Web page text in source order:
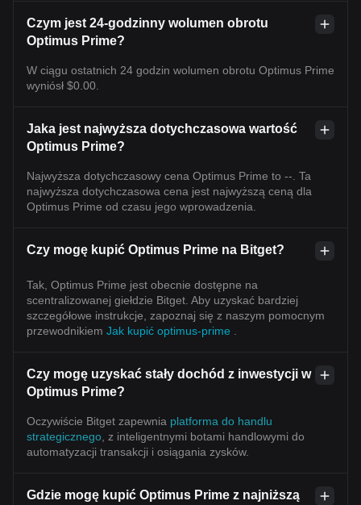
Czym jest 24-godzinny wolumen obrotu
Optimus Prime?
W ciągu ostatnich 24 godzin wolumen obrotu Optimus Prime
wyniósł $0.00.
Jaka jest najwyższa dotychczasowa wartość
Optimus Prime?
Najwyższa dotychczasowy cena Optimus Prime to --. Ta
najwyższa dotychczasowa cena jest najwyższą ceną dla
Optimus Prime od czasu jego wprowadzenia.
Czy mogę kupić Optimus Prime na Bitget?
Tak, Optimus Prime jest obecnie dostępne na
scentralizowanej giełdzie Bitget. Aby uzyskać bardziej
szczegółowe instrukcje, zapoznaj się z naszym pomocnym
przewodnikiem Jak kupić optimus-prime
Czy mogę uzyskać stały dochód z inwestycji w
Optimus Prime?
Oczywiście Bitget zapewnia platforma do handlu
strategicznego , z inteligentnymi botami handlowymi do
automatyzacji transakcji i osiągania zysków.
Gdzie mogę kupić Optimus Prime z najniższą